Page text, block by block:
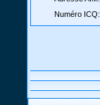
Numéro ICQ: